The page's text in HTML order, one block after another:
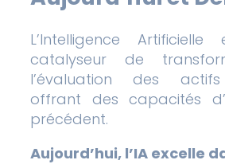
L’Intelligence
catalyseur de
l’évaluation des actifs
offrant des capacités
précédent.
Aujourd’hui, l’IA excelle